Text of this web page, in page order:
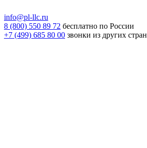
info@pl-llc.ru
8 (800) 550 89 72 бесплатно по России
+7 (499) 685 80 00 звонки из других стран